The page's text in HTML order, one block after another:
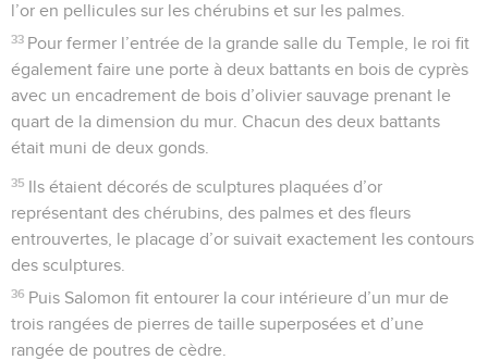
l’or en pellicules sur les chérubins et sur les palmes.
33 Pour fermer l’entrée de la grande salle du Temple, le roi fit
également faire une porte à deux battants en bois de cyprès
avec un encadrement de bois d’olivier sauvage prenant le
quart de la dimension du mur. Chacun des deux battants
était muni de deux gonds.
35 Ils étaient décorés de sculptures plaquées d’or
représentant des chérubins, des palmes et des fleurs
entrouvertes, le placage d’or suivait exactement les contours
des sculptures.
36 Puis Salomon fit entourer la cour intérieure d’un mur de
trois rangées de pierres de taille superposées et d’une
rangée de poutres de cèdre.